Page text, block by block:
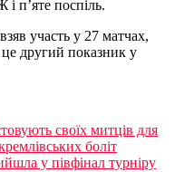
п’яте поспіль.
участь у 27 матчах,
другий показник у
своїх митців для
боліт
у півфінал турніру